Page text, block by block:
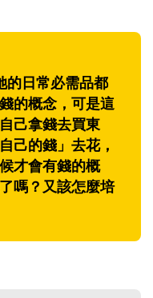
的日常必需品都
的概念，可是這
己拿錢去買東
己的錢」去花，
才會有錢的概
嗎？又該怎麼培